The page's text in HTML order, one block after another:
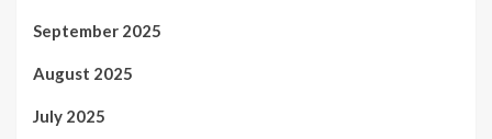
September 2025
August 2025
July 2025